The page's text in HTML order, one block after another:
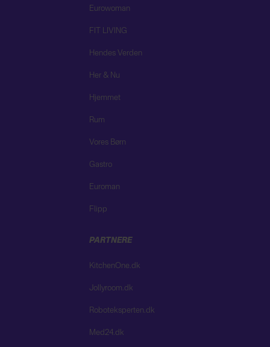
Eurowoman
FIT LIVING
Hendes Verden
Her & Nu
Hjemmet
Rum
Vores Børn
Gastro
Euroman
Flipp
PARTNERE
KitchenOne.dk
Jollyroom.dk
Roboteksperten.dk
Med24.dk